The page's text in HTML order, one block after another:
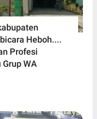
Heboh....
Profesi
WA